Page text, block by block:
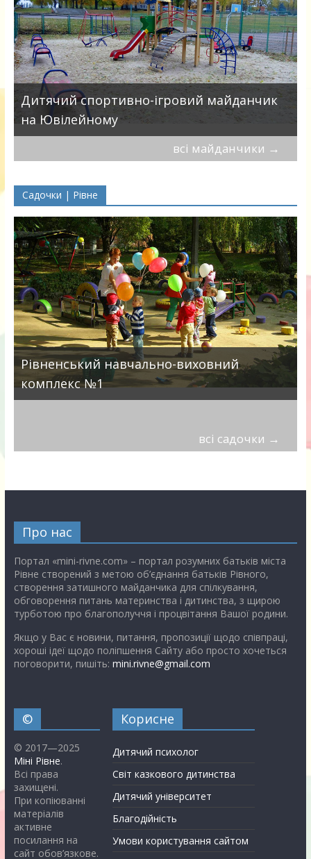
Дитячий спортивно-ігровий майданчик
на Ювілейному
всі майданчики →
Садочки | Рівне
Рівненський навчально-виховний
комплекс №1
всі садочки →
Про нас
Портал «mini-rivne.com» – портал розумних батьків міста
Рівне створений з метою об’єднання батьків Рівного,
створення затишного майданчика для спілкування,
обговорення питань материнства і дитинства, з щирою
турботою про благополуччя і процвітання Вашої родини.
Якщо у Вас є новини, питання, пропозиції щодо співпраці,
хороші ідеї щодо поліпшення Сайту або просто хочеться
поговорити, пишіть: mini.rivne@gmail.com
©
© 2017—2025
Міні Рівне.
Всі права
захищені.
При копіюванні
матеріалів
активне
посилання на
сайт обов’язкове.
Корисне
Дитячий психолог
Світ казкового дитинства
Дитячий університет
Благодійність
Умови користування сайтом